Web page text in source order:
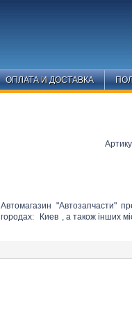
ОПЛАТА И ДОСТАВКА
Автомагазин "Автозапчасти"
городах:
Киев , а також інших